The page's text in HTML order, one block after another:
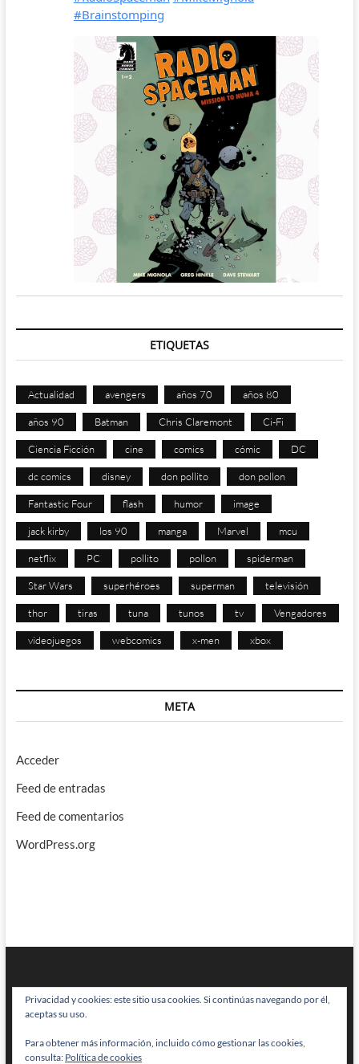
ETIQUETAS
Actualidad avengers años 70 años 80
años 90 Batman Chris Claremont Ci-Fi
Ciencia Ficción cine comics cómic DC
dc comics disney don pollito don pollon
Fantastic Four flash humor image
jack kirby los 90 manga Marvel mcu
netflix PC pollito pollon spiderman
Star Wars superhéroes superman televisión
thor tiras tuna tunos tv Vengadores
videojuegos webcomics x-men xbox
META
Acceder
Feed de entradas
Feed de comentarios
WordPress.org
BRAINSTOMPING| Diseñado por:Theme Freesia|WordPress| © Todos
Privacidad y cookies: este sitio usa cookies. Si continúas navegando por él,
aceptas su uso.
Para obtener más información, incluido cómo gestionar las cookies,
consulta: Política de cookies